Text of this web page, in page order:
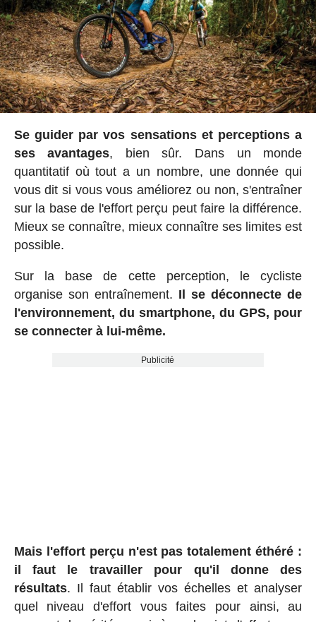
Se guider par vos sensations et perceptions a
ses avantages, bien sûr. Dans un monde
quantitatif où tout a un nombre, une donnée qui
vous dit si vous vous améliorez ou non, s'entraîner
sur la base de l'effort perçu peut faire la différence.
Mieux se connaître, mieux connaître ses limites est
possible.
Sur la base de cette perception, le cycliste
organise son entraînement. Il se déconnecte de
l'environnement, du smartphone, du GPS, pour
se connecter à lui-même.
Publicité
Mais l'effort perçu n'est pas totalement éthéré :
il faut le travailler pour qu'il donne des
résultats. Il faut établir vos échelles et analyser
quel niveau d'effort vous faites pour ainsi, au